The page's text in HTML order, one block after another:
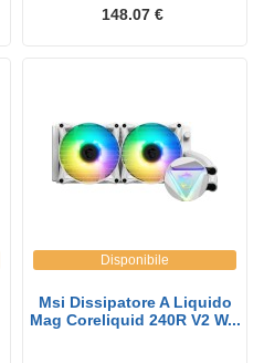
148.07 €
Disponibile
Msi Dissipatore A Liquido
Mag Coreliquid 240R V2 W...